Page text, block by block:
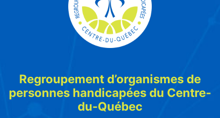
Regroupement d’organismes de
personnes handicapées du Centre-
du-Québec